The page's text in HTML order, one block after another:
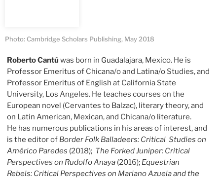
Photo: Cambridge Scholars Publishing, May 2018
Roberto Cantú was born in Guadalajara, Mexico. He is
Professor Emeritus of Chicana/o and Latina/o Studies, and
Professor Emeritus of English at California State
University, Los Angeles. He teaches courses on the
European novel (Cervantes to Balzac), literary theory, and
on Latin American, Mexican, and Chicana/o literature.
He has numerous publications in his areas of interest, and
is the editor of Border Folk Balladeers: Critical Studies on
Américo Paredes (2018); The Forked Juniper: Critical
Perspectives on Rudolfo Anaya (2016); Equestrian
Rebels: Critical Perspectives on Mariano Azuela and the